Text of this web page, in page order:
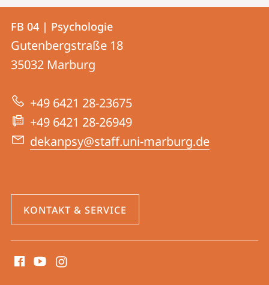
Kontakt
und
Informationen
zur
Website
Kontaktinformationen
FB
04
Psychologie
FB 04 | Psychologie
Gutenbergstraße 18
35032 Marburg
+49 6421 28-23675
+49 6421 28-26949
dekanpsy@staff.uni-marburg.de
KONTAKT & SERVICE
Media